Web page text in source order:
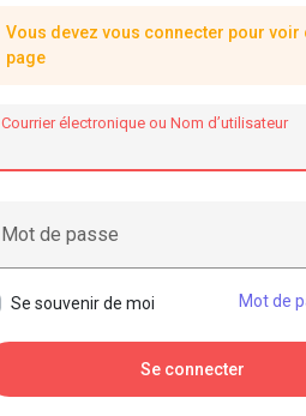
Vous devez vous connecter pour voir
page
Courrier électronique ou Nom d’utilisateur
Mot de passe
Se souvenir de moi Mot de
Se connecter